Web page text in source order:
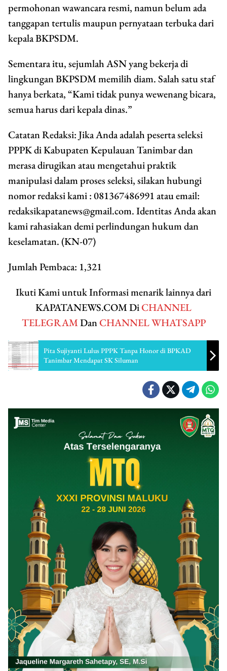
permohonan wawancara resmi, namun belum ada
tanggapan tertulis maupun pernyataan terbuka dari
kepala BKPSDM.
Sementara itu, sejumlah ASN yang bekerja di
lingkungan BKPSDM memilih diam. Salah satu staf
hanya berkata, “Kami tidak punya wewenang bicara,
semua harus dari kepala dinas.”
Catatan Redaksi:Jika Anda adalah peserta seleksi
PPPK di Kabupaten Kepulauan Tanimbar dan
merasa dirugikan atau mengetahui praktik
manipulasi dalam proses seleksi, silakan hubungi
nomor redaksi kami : 081367486991 atau email:
redaksikapatanews@gmail.com. Identitas Anda akan
kami rahasiakan demi perlindungan hukum dan
keselamatan. (KN-07)
Jumlah Pembaca: 1,321
Ikuti Kami untuk Informasi menarik lainnya dari
KAPATANEWS.COM DiCHANNEL
TELEGRAMDanCHANNEL WHATSAPP
Pita Sujiyanti Lulus PPPK Tanpa Honor di BPKAD
Tanimbar Mendapat SK Siluman